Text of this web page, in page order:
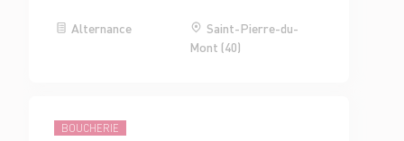
Alternance
Saint-Pierre-du-
Mont (40)
BOUCHERIE